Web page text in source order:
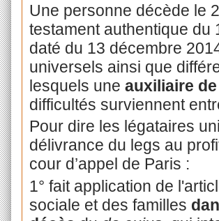
Une personne décède le
testament authentique du
daté du 13 décembre
universels ainsi que
lesquels une auxiliaire
difficultés surviennent
Pour dire les légataires
délivrance du legs au
cour d’appel de Paris :
1° fait application de
sociale et des familles